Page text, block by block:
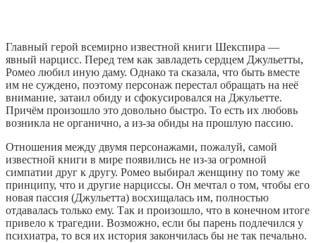
Главный герой всемирно известной книги Шекспира —
явный нарцисс. Перед тем как завладеть сердцем Джульетты,
Ромео любил иную даму. Однако та сказала, что быть вместе
им не суждено, поэтому персонаж перестал обращать на неё
внимание, затаил обиду и сфокусировался на Джульетте.
Причём произошло это довольно быстро. То есть их любовь
возникла не органично, а из-за обиды на прошлую пассию.
Отношения между двумя персонажами, пожалуй, самой
известной книги в мире появились не из-за огромной
симпатии друг к другу. Ромео выбирал женщину по тому же
принципу, что и другие нарциссы. Он мечтал о том, чтобы его
новая пассия (Джульетта) восхищалась им, полностью
отдавалась только ему. Так и произошло, что в конечном итоге
привело к трагедии. Возможно, если бы парень подлечился у
психиатра, то вся их история закончилась бы не так печально.